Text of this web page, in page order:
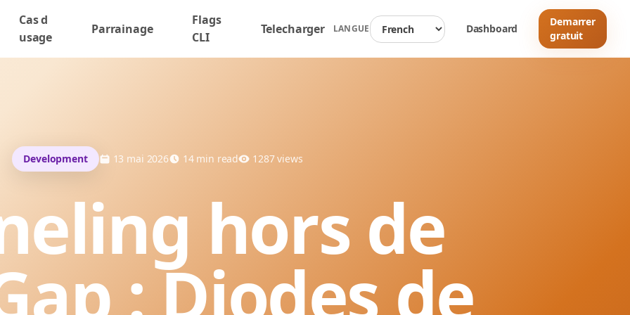
Cas d
usage
Parrainage
Flags
CLI
Telecharger LANGUE Dashboard
Demarrer
gratuit
Development 13 mai 2026 14min read 1287views
hors de
: Diodes de